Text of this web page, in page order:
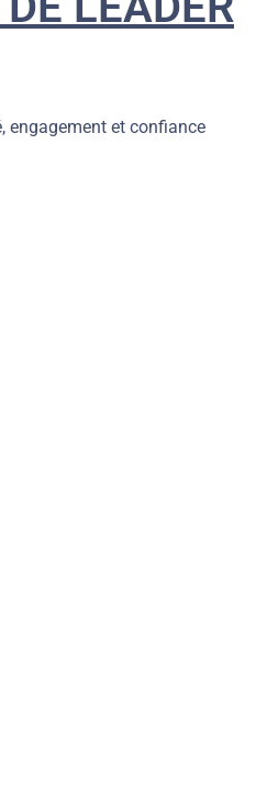
engagement et confiance